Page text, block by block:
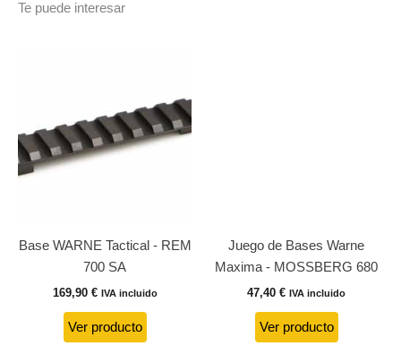
Te puede interesar
Base WARNE Tactical - REM
700 SA
169,90 € IVA incluido
Ver producto
Juego de Bases Warne
Maxima - MOSSBERG 680
47,40 € IVA incluido
Ver producto